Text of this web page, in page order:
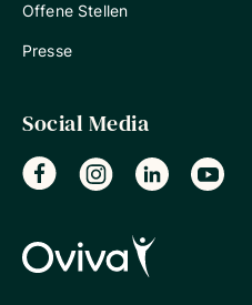
Offene Stellen
Presse
Social Media